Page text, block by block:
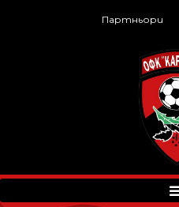
Партньори